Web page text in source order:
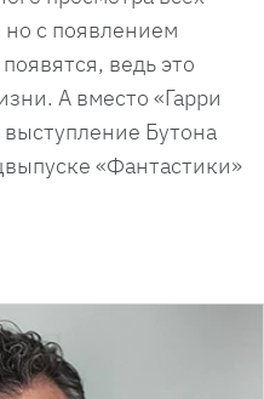
но с появлением
ведь это
А вместо «Гарри
Бутона
«Фантастики»